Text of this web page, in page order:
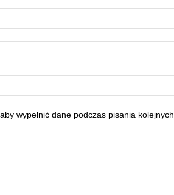
wypełnić dane podczas pisania kolejnych